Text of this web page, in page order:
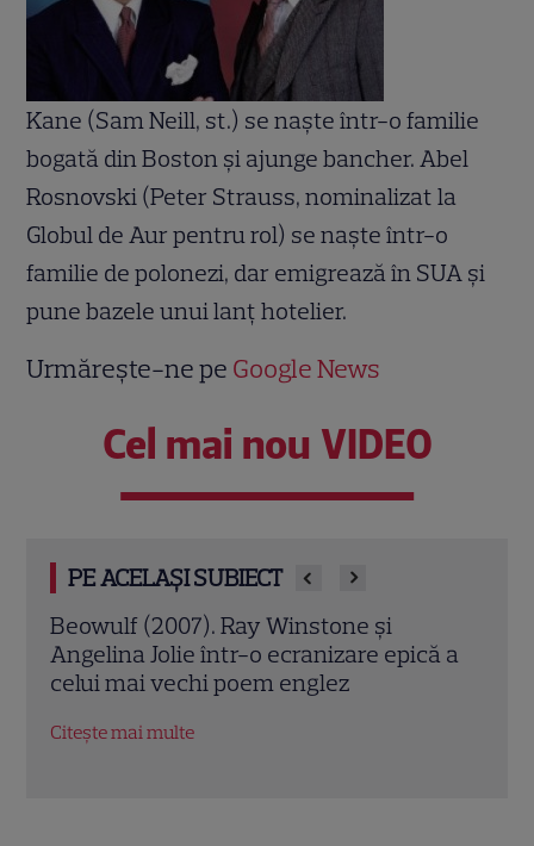
Kane (Sam Neill, st.) se naște într-o familie
bogată din Boston și ajunge bancher. Abel
Rosnovski (Peter Strauss, nominalizat la
Globul de Aur pentru rol) se naște într-o
familie de polonezi, dar emigrează în SUA și
pune bazele unui lanț hotelier.
Urmărește-ne pe Google News
Cel mai nou VIDEO
PE ACELAȘI SUBIECT
Jack Ryan: Agentul din umbră (2014).
Chris Pine și Kevin Costner, într-o cursă
contra cronometru pentru salvarea